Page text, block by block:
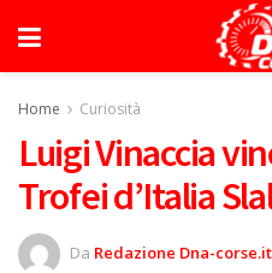
Home Curiosità
Luigi Vinaccia
Trofei d’Italia
Da Redazione Dna-corse.it